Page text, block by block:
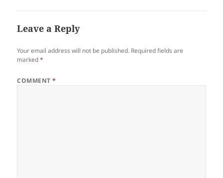
Leave a Reply
Your email address will not be published. Required fields are
marked*
COMMENT*